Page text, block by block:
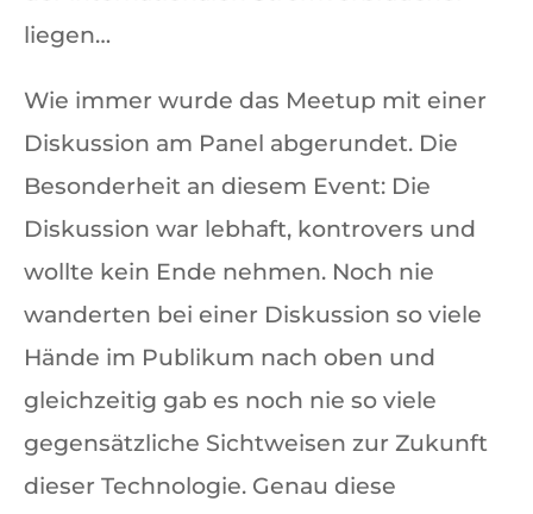
liegen…
Wie immer wurde das Meetup mit einer
Diskussion am Panel abgerundet. Die
Besonderheit an diesem Event: Die
Diskussion war lebhaft, kontrovers und
wollte kein Ende nehmen. Noch nie
wanderten bei einer Diskussion so viele
Hände im Publikum nach oben und
gleichzeitig gab es noch nie so viele
gegensätzliche Sichtweisen zur Zukunft
dieser Technologie. Genau diese